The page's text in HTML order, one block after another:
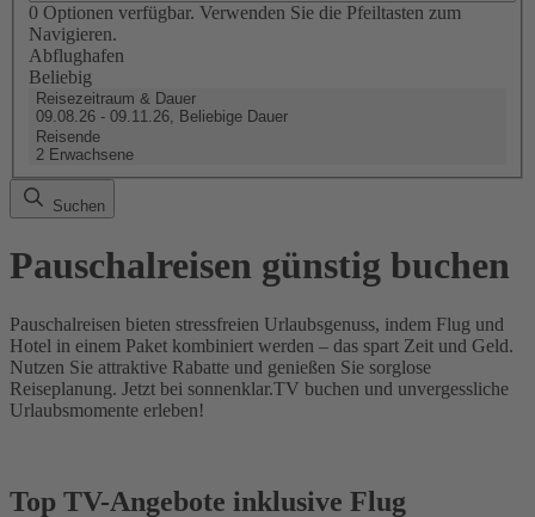
0 Optionen verfügbar. Verwenden Sie die Pfeiltasten zum
Navigieren.
Abflughafen
Beliebig
Reisezeitraum & Dauer
09.08.26 - 09.11.26, Beliebige Dauer
Reisende
2 Erwachsene
Suchen
Pauschalreisen günstig buchen
Pauschalreisen bieten stressfreien Urlaubsgenuss, indem Flug und
Hotel in einem Paket kombiniert werden – das spart Zeit und Geld.
Nutzen Sie attraktive Rabatte und genießen Sie sorglose
Reiseplanung. Jetzt bei sonnenklar.TV buchen und unvergessliche
Urlaubsmomente erleben!
Top TV-Angebote inklusive Flug